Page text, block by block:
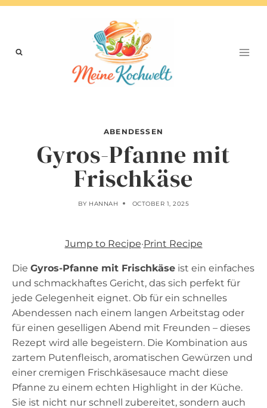
Skip
ABENDESSEN
Gyros-Pfanne mit
Frischkäse
BY HANNAH OCTOBER 1, 2025
Jump to Recipe·Print Recipe
Die Gyros-Pfanne mit Frischkäse ist ein einfaches
und schmackhaftes Gericht, das sich perfekt für
jede Gelegenheit eignet. Ob für ein schnelles
Abendessen nach einem langen Arbeitstag oder
für einen geselligen Abend mit Freunden – dieses
Rezept wird alle begeistern. Die Kombination aus
zartem Putenfleisch, aromatischen Gewürzen und
einer cremigen Frischkäsesauce macht diese
Pfanne zu einem echten Highlight in der Küche.
Sie ist nicht nur schnell zubereitet, sondern auch